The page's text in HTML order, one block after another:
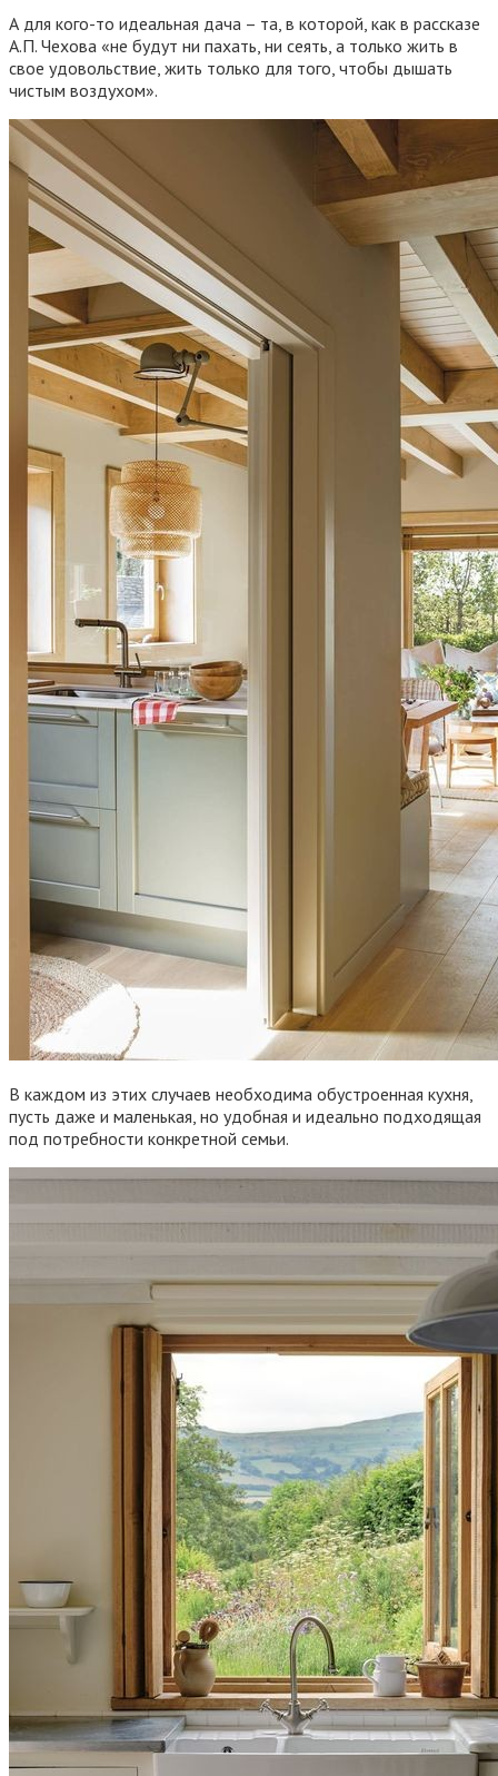
А для кого-то идеальная дача – та, в которой, как в рассказе
А.П. Чехова «не будут ни пахать, ни сеять, а только жить в
свое удовольствие, жить только для того, чтобы дышать
чистым воздухом».
В каждом из этих случаев необходима обустроенная кухня,
пусть даже и маленькая, но удобная и идеально подходящая
под потребности конкретной семьи.